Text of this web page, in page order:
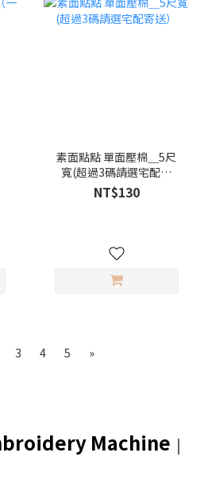
素面點點 單面壓棉＿5尺
寬(超過3碼請選宅配寄
送）
NT$130
3 4 5 »
Machine ｜